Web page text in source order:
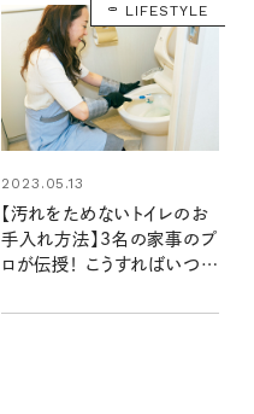
LIFESTYLE
2023.05.13
【汚れをためないトイレのお
手入れ方法】3名の家事のプ
ロが伝授！ こうすればいつも